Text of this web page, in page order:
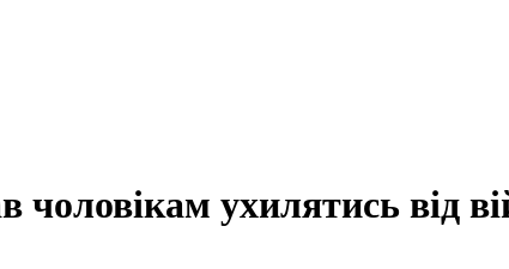
чоловікам ухилятись від